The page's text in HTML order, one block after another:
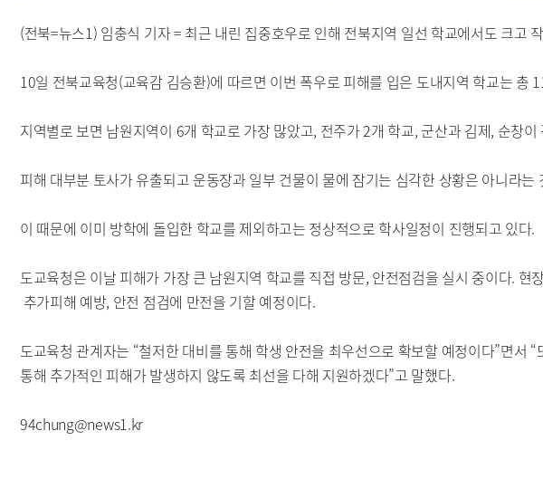
(전북=뉴스1) 임충식 기자 = 최근 내린 집중호우로 인해 전북지역 일선 학교에서도 크고
10일 전북교육청(교육감 김승환)에 따르면 이번 폭우로 피해를 입은 도내지역 학교는 총
지역별로 보면 남원지역이 6개 학교로 가장 많았고, 전주가 2개 학교, 군산과 김제, 순창
피해 대부분 토사가 유출되고 운동장과 일부 건물이 물에 잠기는 심각한 상황은 아니라는
이 때문에 이미 방학에 돌입한 학교를 제외하고는 정상적으로 학사일정이 진행되고 있다.
도교육청은 이날 피해가 가장 큰 남원지역 학교를 직접 방문, 안전점검을 실시 중이다. 현
추가피해 예방, 안전 점검에 만전을 기할 예정이다.
도교육청 관계자는 “철저한 대비를 통해 학생 안전을 최우선으로 확보할 예정이다”면서
통해 추가적인 피해가 발생하지 않도록 최선을 다해 지원하겠다”고 말했다.
94chung@news1.kr